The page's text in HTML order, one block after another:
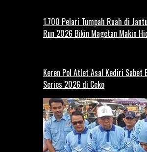
1.700 Pelari Tumpah Ruah di
Run 2026 Bikin Magetan Makin
Keren Pol Atlet Asal Kediri Sabet
Series 2026 di Ceko